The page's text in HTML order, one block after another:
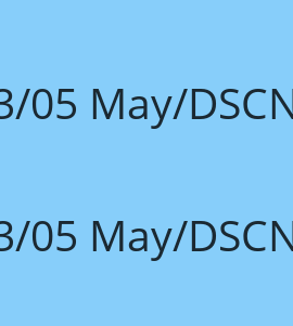
05 May/
05 May/